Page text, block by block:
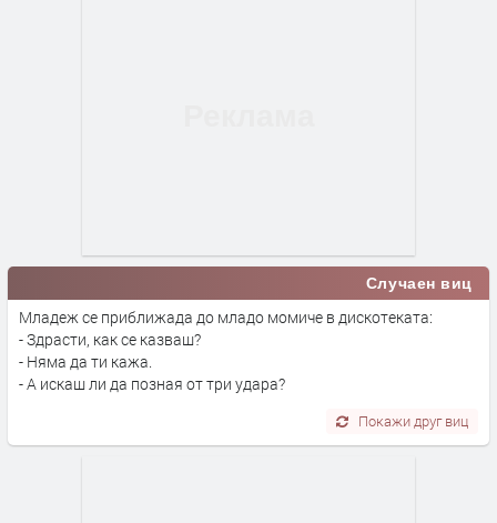
Случаен виц
Младеж се приближада до младо момиче в дискотеката:
- Здрасти, как се казваш?
- Няма да ти кажа.
- А искаш ли да позная от три удара?
Покажи друг виц